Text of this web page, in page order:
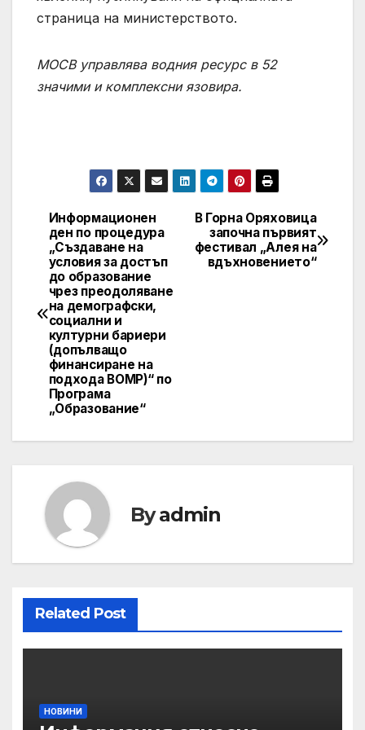
страница на министерството.
МОСВ управлява водния ресурс в 52
значими и комплексни язовира.
Post
navigation
В Горна Оряховица
започна първият
фестивал „Алея на
вдъхновението“
Информационен
ден по процедура
„Създаване на
условия за достъп
до образование
чрез преодоляване
на демографски,
социални и
културни бариери
(допълващо
финансиране на
подхода ВОМР)“ по
Програма
„Образование“
Byadmin
Related Post
НОВИНИ